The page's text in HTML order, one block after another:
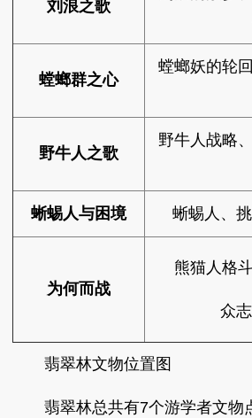
刘浪之歌
螳螂群之心
螳螂妖的轮
野牛人之歌
野牛人战略
蜥蜴人与困境 蜥蜴人、
为何而战
熊猫人格
众
翡翠林文物位置图
翡翠林总共有7个游学者文物